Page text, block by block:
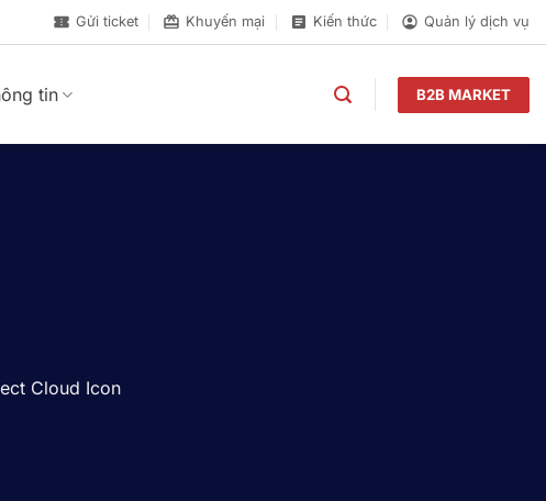
Gửi ticket Khuyến mại Kiến thức Quản lý dịch vụ
tin B2B MARKET